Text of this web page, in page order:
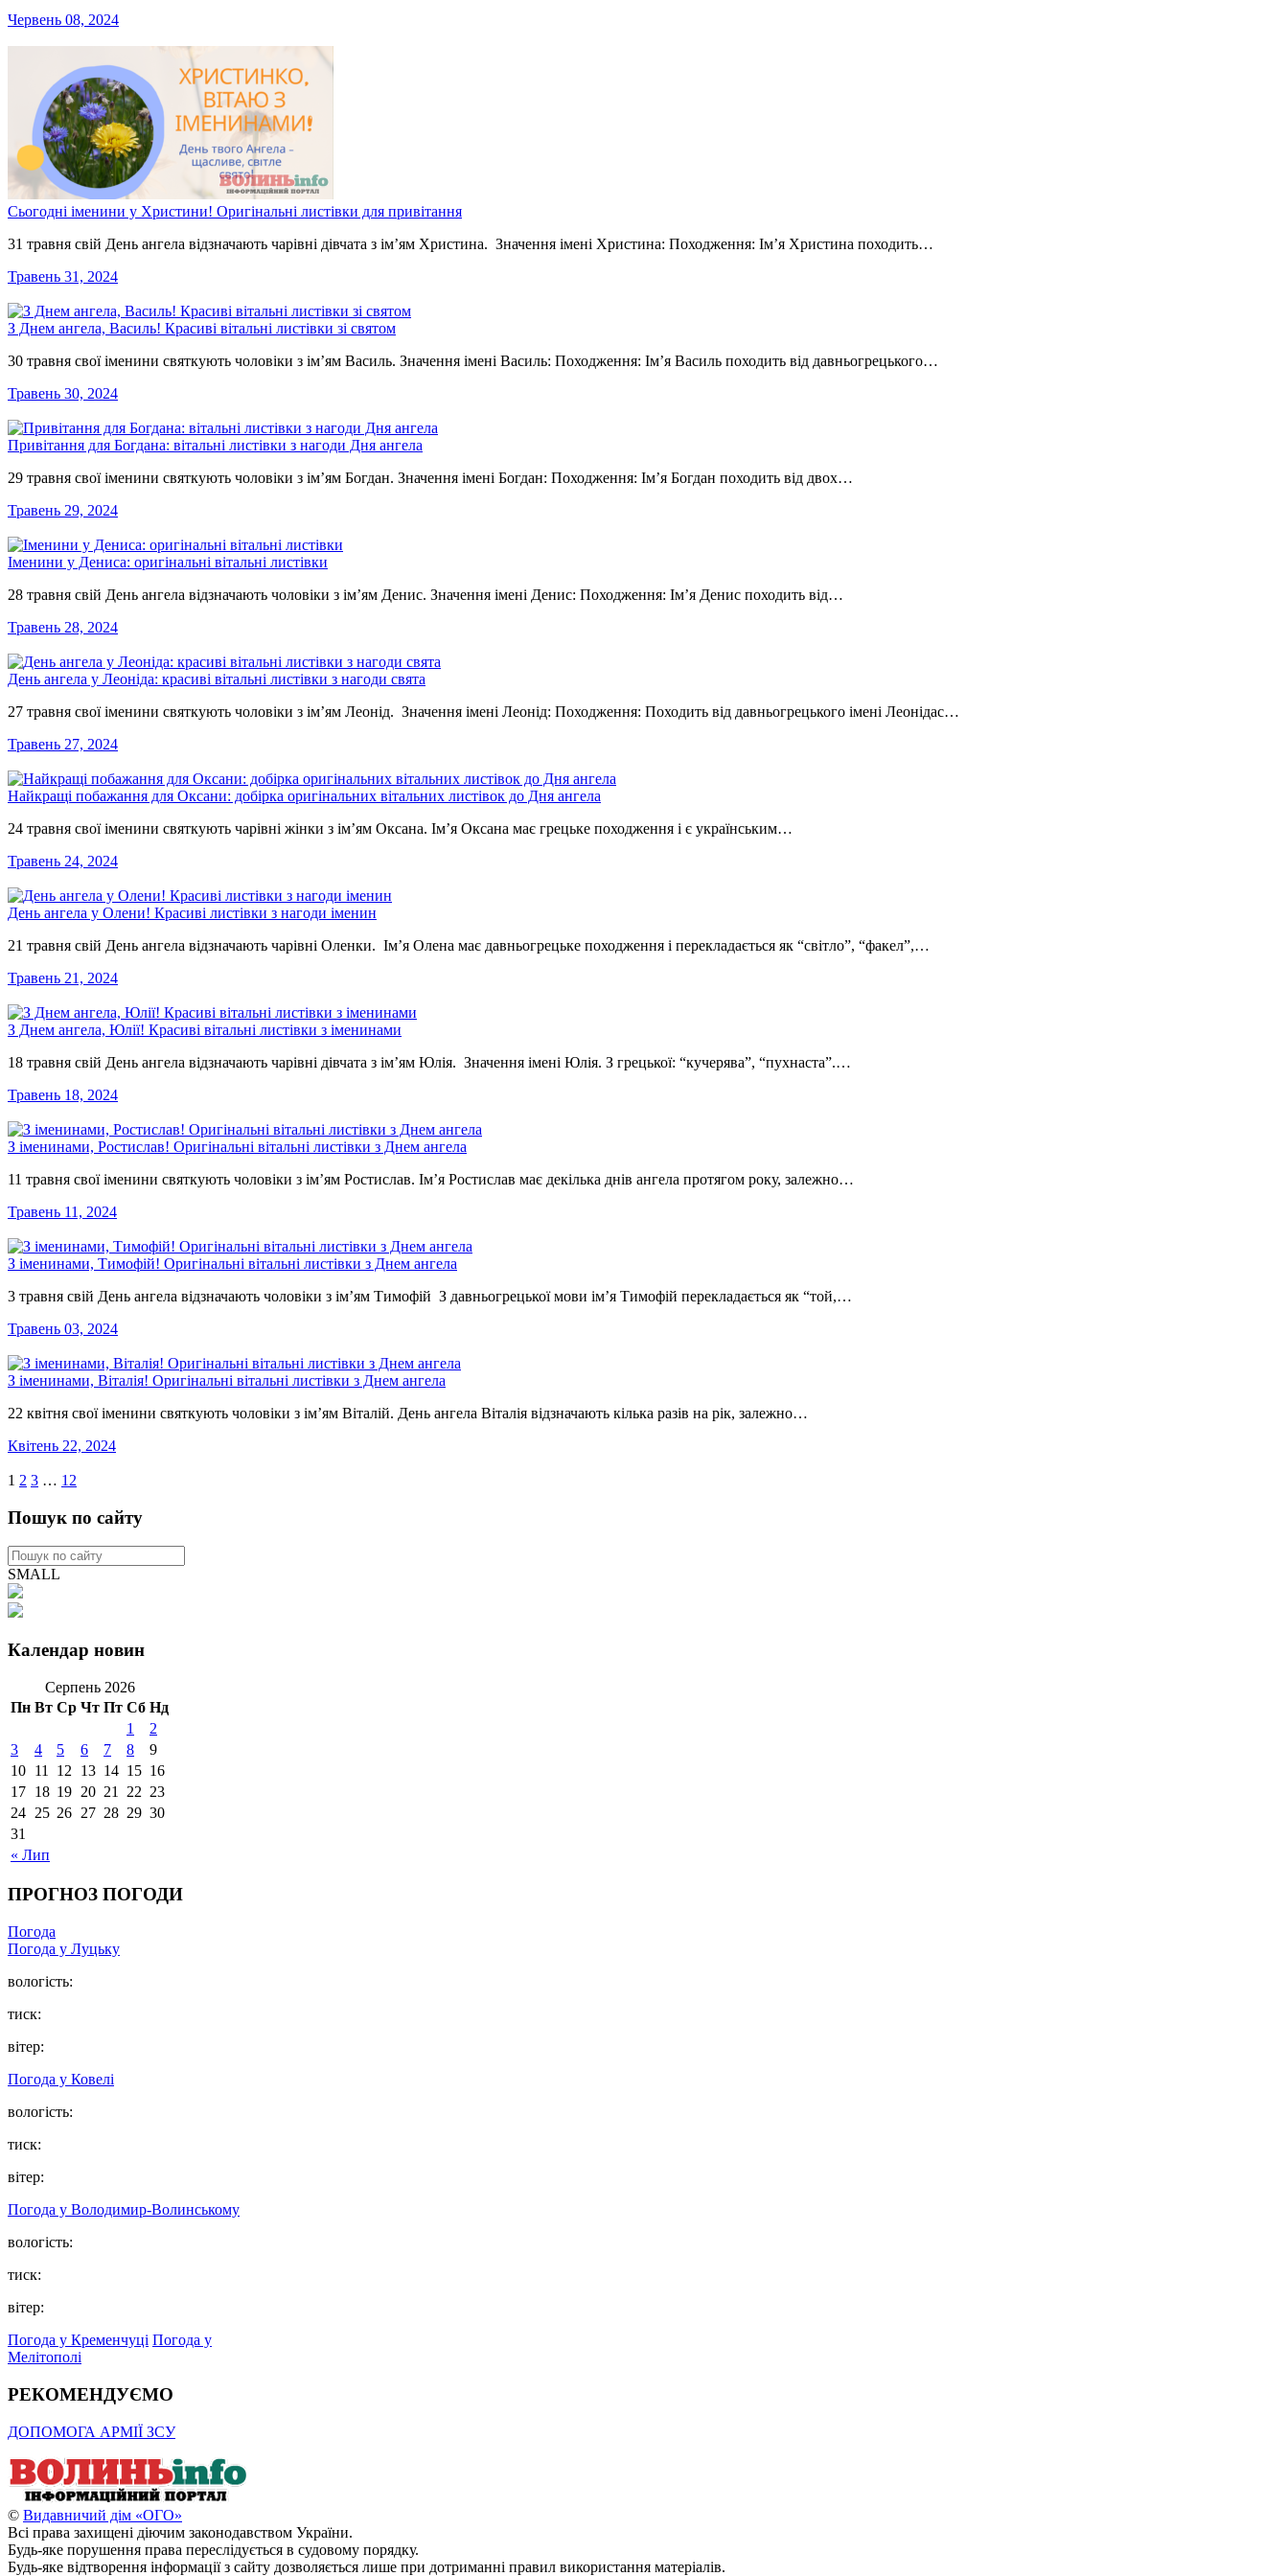
Червень 08, 2024
Сьогодні іменини у Христини! Оригінальні листівки для привітання
31 травня свій День ангела відзначають чарівні дівчата з ім’ям Христина. Значення імені Христина: Походження: Ім’я Христина походить…
Травень 31, 2024
З Днем ангела, Василь! Красиві вітальні листівки зі святом
30 травня свої іменини святкують чоловіки з ім’ям Василь. Значення імені Василь: Походження: Ім’я Василь походить від давньогрецького…
Травень 30, 2024
Привітання для Богдана: вітальні листівки з нагоди Дня ангела
29 травня свої іменини святкують чоловіки з ім’ям Богдан. Значення імені Богдан: Походження: Ім’я Богдан походить від двох…
Травень 29, 2024
Іменини у Дениса: оригінальні вітальні листівки
28 травня свій День ангела відзначають чоловіки з ім’ям Денис. Значення імені Денис: Походження: Ім’я Денис походить від…
Травень 28, 2024
День ангела у Леоніда: красиві вітальні листівки з нагоди свята
27 травня свої іменини святкують чоловіки з ім’ям Леонід. Значення імені Леонід: Походження: Походить від давньогрецького імені Леонідас…
Травень 27, 2024
Найкращі побажання для Оксани: добірка оригінальних вітальних листівок до Дня ангела
24 травня свої іменини святкують чарівні жінки з ім’ям Оксана. Ім’я Оксана має грецьке походження і є українським…
Травень 24, 2024
День ангела у Олени! Красиві листівки з нагоди іменин
21 травня свій День ангела відзначають чарівні Оленки. Ім’я Олена має давньогрецьке походження і перекладається як “світло”, “факел”,…
Травень 21, 2024
З Днем ангела, Юлії! Красиві вітальні листівки з іменинами
18 травня свій День ангела відзначають чарівні дівчата з ім’ям Юлія. Значення імені Юлія. З грецької: “кучерява”, “пухнаста”.…
Травень 18, 2024
З іменинами, Ростислав! Оригінальні вітальні листівки з Днем ангела
11 травня свої іменини святкують чоловіки з ім’ям Ростислав. Ім’я Ростислав має декілька днів ангела протягом року, залежно…
Травень 11, 2024
З іменинами, Тимофій! Оригінальні вітальні листівки з Днем ангела
3 травня свій День ангела відзначають чоловіки з ім’ям Тимофій З давньогрецької мови ім’я Тимофій перекладається як “той,…
Травень 03, 2024
З іменинами, Віталія! Оригінальні вітальні листівки з Днем ангела
22 квітня свої іменини святкують чоловіки з ім’ям Віталій. День ангела Віталія відзначають кілька разів на рік, залежно…
Квітень 22, 2024
1 2 3 … 12
Пошук по сайту
SMALL
Календар новин
Серпень 2026
Пн Вт Ср Чт Пт Сб Нд
« Лип
1
2
3
4 5 6 7 8
9
10 11 12 13 14 15 16
17 18 19 20 21 22 23
24 25 26 27 28 29 30
31
ПРОГНОЗ ПОГОДИ
Погода
Погода у Луцьку
вологість:
тиск:
вітер:
Погода у Ковелі
вологість:
тиск:
вітер:
Погода у Володимир-Волинському
вологість:
тиск:
вітер:
Погода у Кременчуці Погода у
Мелітополі
РЕКОМЕНДУЄМО
ДОПОМОГА АРМІЇ ЗСУ
© Видавничий дім «ОГО»
Всі права захищені діючим законодавством України.
Будь-яке порушення права переслідується в судовому порядку.
Будь-яке відтворення інформації з сайту дозволяється лише при дотриманні правил використання матеріалів.